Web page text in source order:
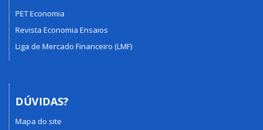
PET Economia
Revista Economia Ensaios
Liga de Mercado Financeiro (LMF)
DÚVIDAS?
Mapa do site